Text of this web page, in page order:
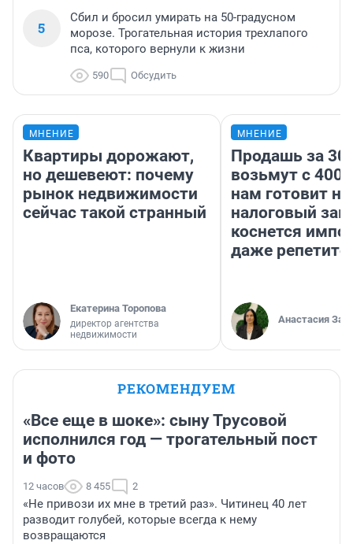
5
Сбил и бросил умирать на 50-градусном
морозе. Трогательная история трехлапого
пса, которого вернули к жизни
590 Обсудить
МНЕНИЕ
Квартиры дорожают,
но дешевеют: почему
рынок недвижимости
сейчас такой странный
Екатерина Торопова
директор агентства
недвижимости
МНЕНИЕ
Продашь за
возьмут с
нам готовит
налоговый
коснется
даже
Анастасия
РЕКОМЕНДУЕМ
«Все еще в шоке»: сыну Трусовой
исполнился год — трогательный пост
и фото
12 часов 8 455 2
«Не привози их мне в третий раз». Читинец 40 лет
разводит голубей, которые всегда к нему
возвращаются